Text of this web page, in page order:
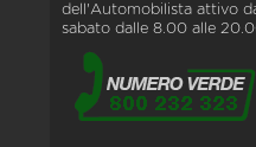
dell'Automobilista attivo
sabato dalle 8.00 alle